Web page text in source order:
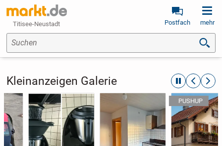
Titisee-Neustadt Postfach mehr
Suchen
Kleinanzeigen Galerie automatische